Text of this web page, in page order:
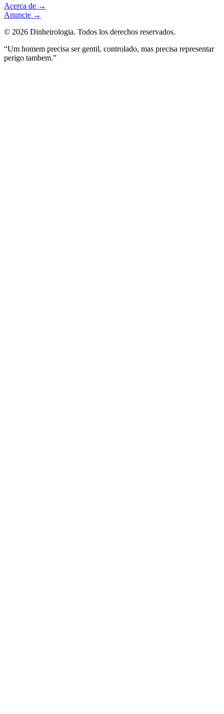
Acerca de →
Anuncie →
© 2026 Dinheirologia. Todos los derechos reservados.
“Um homem precisa ser gentil, controlado, mas precisa representar
perigo tambem.”